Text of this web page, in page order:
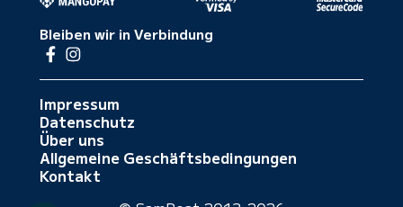
Bleiben wir in Verbindung
Impressum
Datenschutz
Über uns
Allgemeine Geschäftsbedingungen
Kontakt